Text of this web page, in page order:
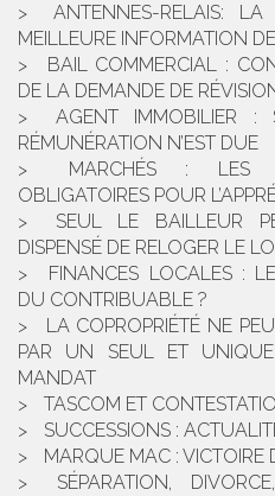
ANTENNES-RELAIS:
MEILLEURE INFORMATION
BAIL COMMERCIAL :
DE LA DEMANDE DE
AGENT IMMOBILIER :
RÉMUNÉRATION N’EST DUE
MARCHÉS : LES
OBLIGATOIRES POUR
SEUL LE BAILLEUR
DISPENSÉ DE RELOGER LE
FINANCES LOCALES :
DU CONTRIBUABLE ?
LA COPROPRIÉTÉ NE
PAR UN SEUL ET
MANDAT
TASCOM ET
SUCCESSIONS :
MARQUE MAC : VICTOIRE
SÉPARATION,